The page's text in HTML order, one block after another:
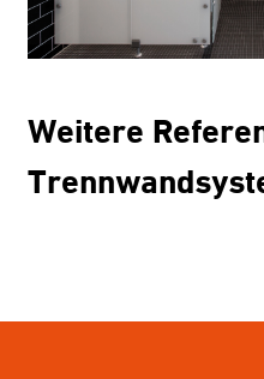
Weitere